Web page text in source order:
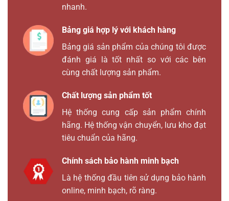
nhanh.
Bảng giá hợp lý với khách hàng
Bảng giá sản phẩm của chúng tôi được
đánh giá là tốt nhất so với các bên
cùng chất lượng sản phẩm.
Chất lượng sản phẩm tốt
Hệ thống cung cấp sản phẩm chính
hãng. Hệ thống vận chuyển, lưu kho đạt
tiêu chuẩn của hãng.
Chính sách bảo hành minh bạch
Là hệ thống đầu tiên sử dụng bảo hành
online, minh bạch, rõ ràng.